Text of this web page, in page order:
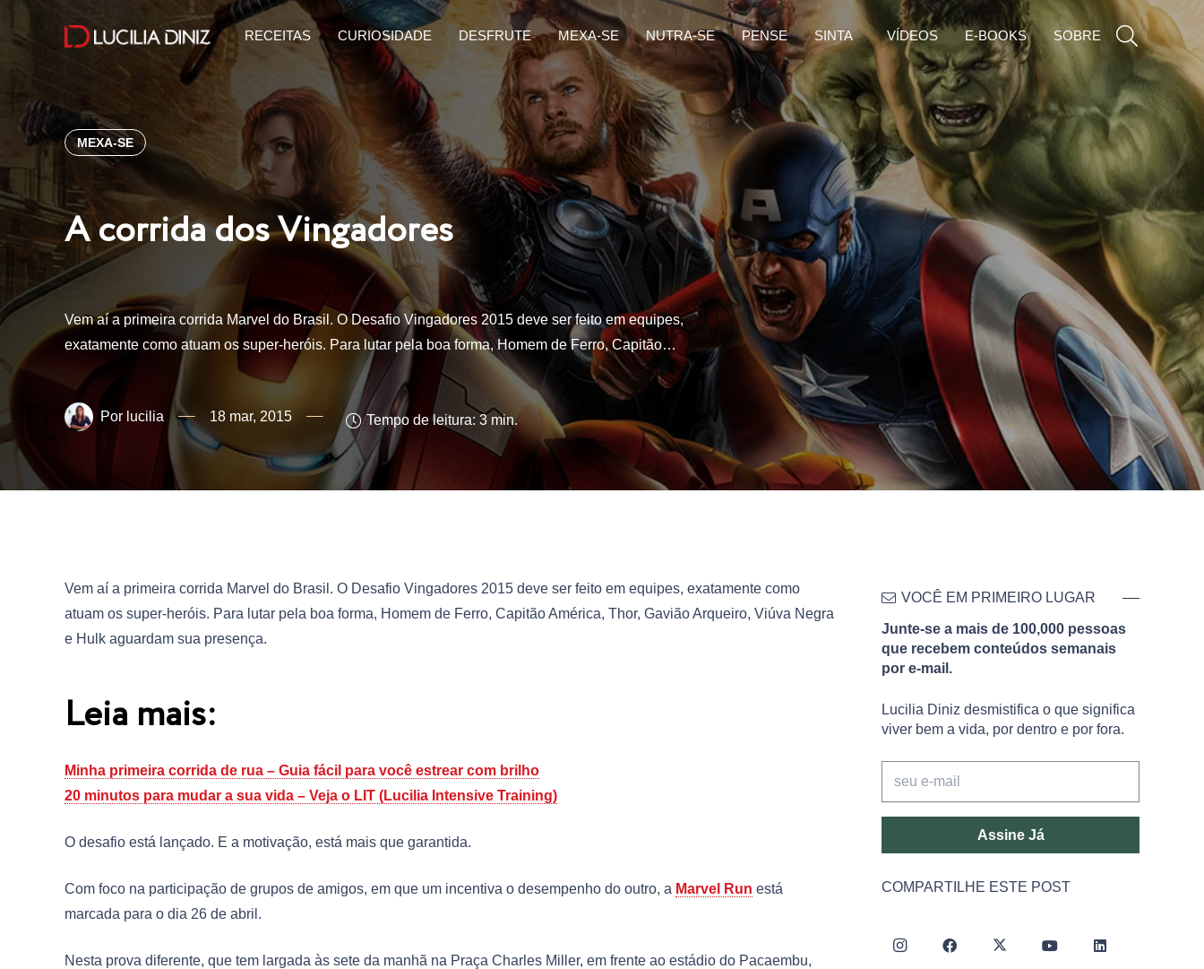
RECEITAS CURIOSIDADE DESFRUTE MEXA-SE NUTRA-SE PENSE SINTA VÍDEOS E-BOOKS SOBRE
MEXA-SE
A corrida dos Vingadores
Vem aí a primeira corrida Marvel do Brasil. O Desafio Vingadores 2015 deve ser feito em equipes,
exatamente como atuam os super-heróis. Para lutar pela boa forma, Homem de Ferro, Capitão…
lucilia 18 mar, 2015 Tempo de leitura: 3 min.
Vem aí a primeira corrida Marvel do Brasil. O Desafio Vingadores 2015 deve ser feito em equipes, exatamente como
atuam os super-heróis. Para lutar pela boa forma, Homem de Ferro, Capitão América, Thor, Gavião Arqueiro, Viúva Negra
e Hulk aguardam sua presença.
Leia mais:
Minha primeira corrida de rua – Guia fácil para você estrear com brilho
20 minutos para mudar a sua vida – Veja o LIT (Lucilia Intensive Training)
O desafio está lançado. E a motivação, está mais que garantida.
Com foco na participação de grupos de amigos, em que um incentiva o desempenho do outro, a Marvel Run está
marcada para o dia 26 de abril.
Nesta prova diferente, que tem largada às sete da manhã na Praça Charles Miller, em frente ao estádio do Pacaembu,
VOCÊ EM PRIMEIRO LUGAR
Junte-se a mais de 100,000 pessoas
que recebem conteúdos semanais
por e-mail.
Lucilia Diniz desmistifica o que significa
viver bem a vida, por dentro e por fora.
Assine Já
COMPARTILHE ESTE POST